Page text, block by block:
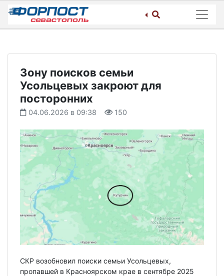
Skip
content
Зону поисков семьи
Усольцевых закроют для
посторонних
04.06.2026 в 09:38 150
СКР возобновил поиски семьи Усольцевых,
пропавшей в Красноярском крае в сентябре 2025